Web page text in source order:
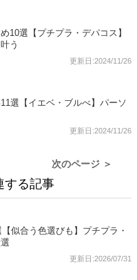
10選【プチプラ・デパコス】
う
更新日:2024/11/26
選【イエベ・ブルべ】パーソ
更新日:2024/11/26
次のページ ＞
する記事
似合う色選びも】プチプラ・
更新日:2026/07/31